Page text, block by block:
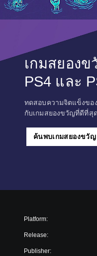
เกมสยอง
PS4 และ
ทดสอบความจิตแข็งขอ
กับเกมสยองขวัญที่ดีที่สุ
ค้นพบเกมสยองขวัญ
Platform:
Release:
Publisher: